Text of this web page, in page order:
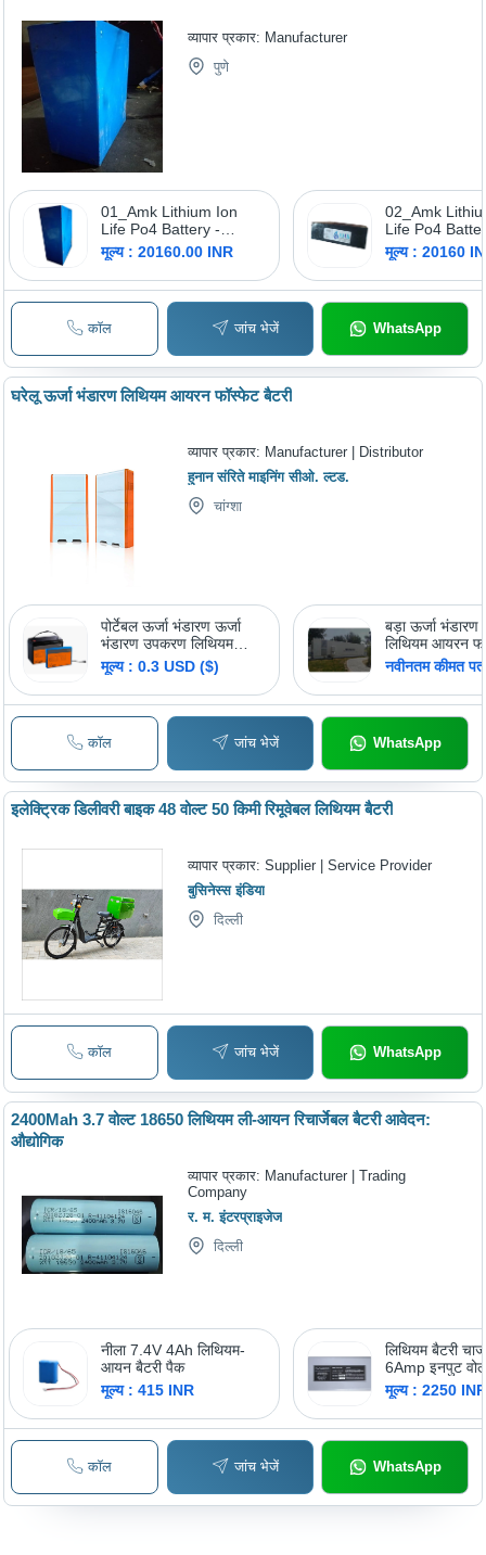
व्यापार प्रकार: Manufacturer
पुणे
01_Amk Lithium Ion
Life Po4 Battery -
Nominal Voltage: 72Volt
12Ah Volt (V)
मूल्य : 20160.00 INR
02_Amk
Life Po4
Nominal
मूल्य : 20160
कॉल जांच भेजें WhatsApp
घरेलू ऊर्जा भंडारण लिथियम आयरन फॉस्फेट बैटरी
व्यापार प्रकार: Manufacturer | Distributor
हुनान संरिते माइनिंग सीओ. ल्टड.
चांग्शा
पोर्टेबल ऊर्जा भंडारण ऊर्जा
भंडारण उपकरण लिथियम
आयरन फॉस्फेट बैटरी श्रृंखला
मूल्य : 0.3 USD ($)
बड़ा ऊर्जा
लिथियम आयरन
नवीनतम कीमत
कॉल जांच भेजें WhatsApp
इलेक्ट्रिक डिलीवरी बाइक 48 वोल्ट 50 किमी रिमूवेबल लिथियम बैटरी
व्यापार प्रकार:Supplier | Service Provider
बुसिनेस्स इंडिया
दिल्ली
कॉल जांच भेजें WhatsApp
2400Mah 3.7 वोल्ट 18650 लिथियम ली-आयन रिचार्जेबल बैटरी आवेदन:
औद्योगिक
व्यापार प्रकार: Manufacturer | Trading
Company
र. म. इंटरप्राइजेज
दिल्ली
नीला 7.4V 4Ah लिथियम-
आयन बैटरी पैक
मूल्य : 415 INR
लिथियम बैटरी
6Amp इनपुट
240 वोल्ट (V)
मूल्य : 2250
कॉल जांच भेजें WhatsApp